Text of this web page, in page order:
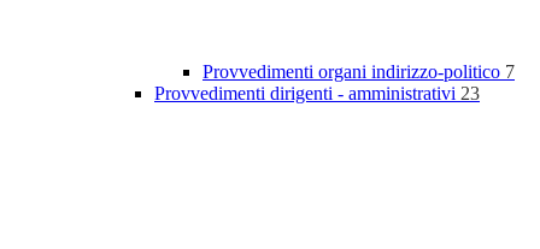
Provvedimenti organi indirizzo-politico 7
Provvedimenti dirigenti - amministrativi 23